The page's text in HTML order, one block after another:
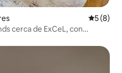
5 (8)
cerca de ExCeL, con